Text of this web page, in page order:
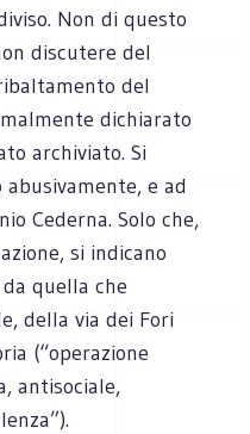
Non di questo
discutere del
del
dichiarato
archiviato. Si
e ad
Cederna. Solo che,
si indicano
quella che
della via dei Fori
(“operazione
antisociale,